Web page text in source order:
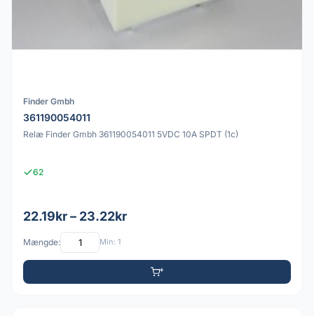
Finder Gmbh
361190054011
Relæ Finder Gmbh 361190054011 5VDC 10A SPDT (1c)
62
22.19kr – 23.22kr
Mængde: Min: 1